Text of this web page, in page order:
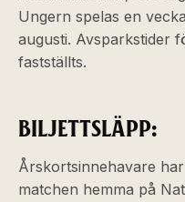
Ungern spelas en
augusti. Avsparkstider
fastställts.
BILJETTSLÄPP:
Årskortsinnehavare
matchen hemma på